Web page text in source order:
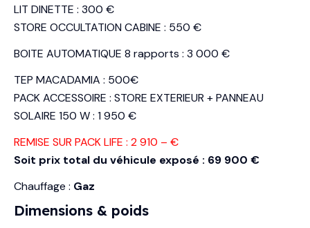
LIT DINETTE : 300 €
STORE OCCULTATION CABINE : 550 €
BOITE AUTOMATIQUE 8 rapports : 3 000 €
TEP MACADAMIA : 500€
PACK ACCESSOIRE : STORE EXTERIEUR + PANNEAU
SOLAIRE 150 W : 1 950 €
REMISE SUR PACK LIFE : 2 910 – €
Soit prix total du véhicule exposé : 69 900 €
Chauffage : Gaz
Dimensions & poids